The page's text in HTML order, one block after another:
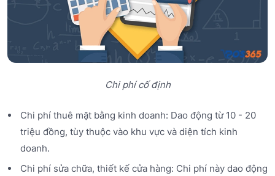
Chi phí cố định
Chi phí thuê mặt bằng kinh doanh: Dao động từ 10 - 20
triệu đồng, tùy thuộc vào khu vực và diện tích kinh
doanh.
Chi phí sửa chữa, thiết kế cửa hàng: Chi phí này dao động